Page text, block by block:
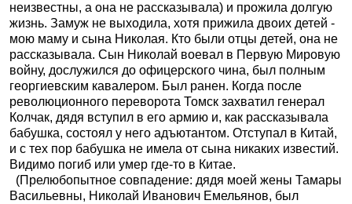
неизвестны, а она не рассказывала) и прожила долгую
жизнь. Замуж не выходила, хотя прижила двоих детей -
мою маму и сына Николая. Кто были отцы детей, она не
рассказывала. Сын Николай воевал в Первую Мировую
войну, дослужился до офицерского чина, был полным
георгиевским кавалером. Был ранен. Когда после
революционного переворота Томск захватил генерал
Колчак, дядя вступил в его армию и, как рассказывала
бабушка, состоял у него адъютантом. Отступал в Китай,
и с тех пор бабушка не имела от сына никаких известий.
Видимо погиб или умер где-то в Китае.
(Прелюбопытное совпадение: дядя моей жены Тамары
Васильевны, Николай Иванович Емельянов, был